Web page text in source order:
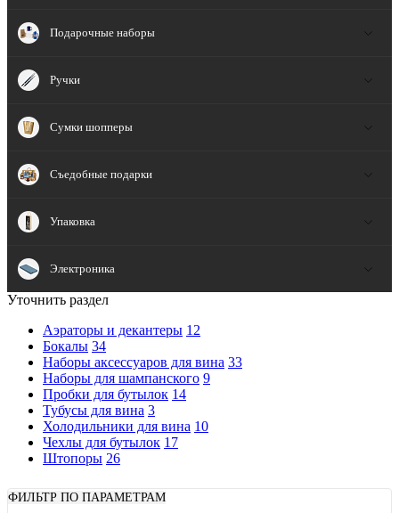
Подарочные наборы
Ручки
Сумки шопперы
Съедобные подарки
Упаковка
Электроника
Уточнить раздел
Аэраторы и декантеры 12
Бокалы 34
Наборы аксессуаров для вина 33
Наборы для шампанского 9
Пробки для бутылок 14
Тубусы для вина 3
Холодильники для вина 10
Чехлы для бутылок 17
Штопоры 26
ФИЛЬТР ПО ПАРАМЕТРАМ